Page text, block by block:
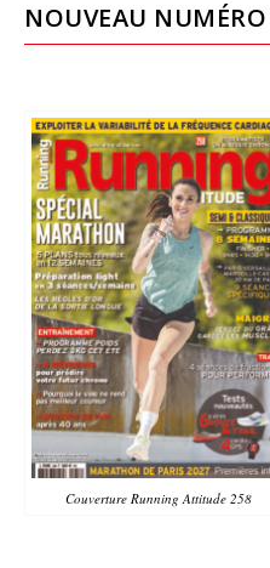
NOUVEAU
Couverture Running Attitude 258